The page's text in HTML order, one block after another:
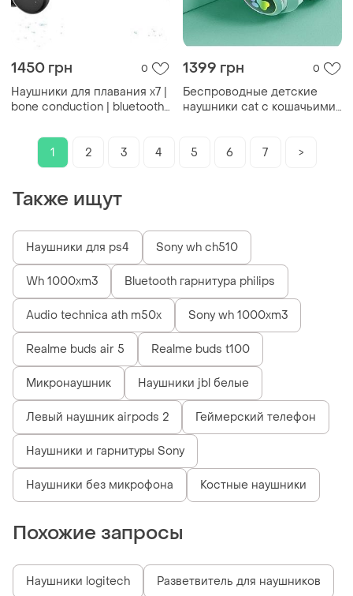
1450 грн 0
Наушники для плавания x7 |
bone conduction | bluetooth
водонепроницаемые ipx8
1399 грн 0
Беспроводные детские
наушники cat с кошачьими
1
2 3 4 5 6 7 >
Также ищут
Наушники для ps4 Sony wh ch510
Wh 1000xm3 Bluetooth гарнитура philips
Audio technica ath m50x Sony wh 1000xm3
Realme buds air 5 Realme buds t100
Микронаушник Наушники jbl белые
Левый наушник airpods 2 Геймерский телефон
Наушники и гарнитуры Sony
Наушники без микрофона Костные наушники
Похожие запросы
Наушники logitech Разветвитель для наушников